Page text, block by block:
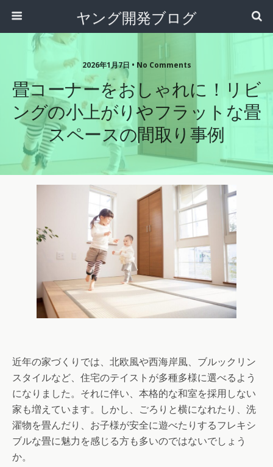
ヤング開発ブログ
2026年1月7日 • No Comments
畳コーナーをおしゃれに！リビ
ングの小上がりやフラットな畳
スペースの間取り事例
近年の家づくりでは、北欧風や西海岸風、ブルックリン
スタイルなど、住宅のテイストが多種多様に選べるよう
になりました。それに伴い、本格的な和室を採用しない
家も増えています。しかし、ごろりと横になれたり、洗
濯物を畳んだり、お子様が安全に遊べたりするフレキシ
ブルな畳に魅力を感じる方も多いのではないでしょう
か。